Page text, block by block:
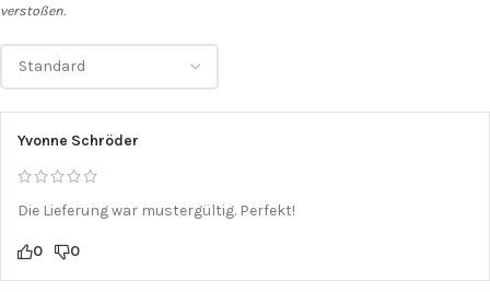
verstoßen.
Yvonne Schröder
Die Lieferung war mustergültig. Perfekt!
0 0